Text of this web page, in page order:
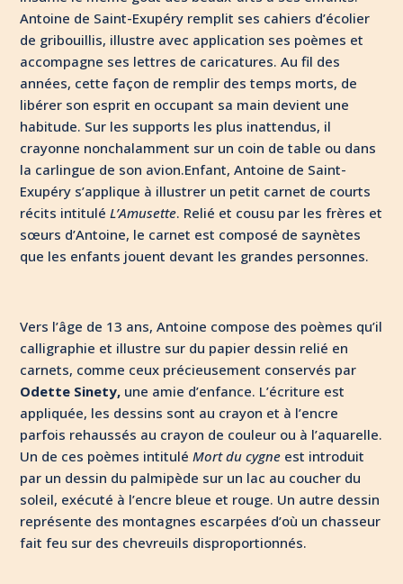
Antoine de Saint-Exupéry remplit ses cahiers d’écolier
de gribouillis, illustre avec application ses poèmes et
accompagne ses lettres de caricatures. Au fil des
années, cette façon de remplir des temps morts, de
libérer son esprit en occupant sa main devient une
habitude. Sur les supports les plus inattendus, il
crayonne nonchalamment sur un coin de table ou dans
la carlingue de son avion.Enfant, Antoine de Saint-
Exupéry s’applique à illustrer un petit carnet de courts
récits intituléL’Amusette. Relié et cousu par les frères et
sœurs d’Antoine, le carnet est composé de saynètes
que les enfants jouent devant les grandes personnes.
Vers l’âge de 13 ans, Antoine compose des poèmes qu’il
calligraphie et illustre sur du papier dessin relié en
carnets, comme ceux précieusement conservés par
Odette Sinety, une amie d’enfance. L’écriture est
appliquée, les dessins sont au crayon et à l’encre
parfois rehaussés au crayon de couleur ou à l’aquarelle.
Un de ces poèmes intituléMort du cygne est introduit
par un dessin du palmipède sur un lac au coucher du
soleil, exécuté à l’encre bleue et rouge. Un autre dessin
représente des montagnes escarpées d’où un chasseur
fait feu sur des chevreuils disproportionnés.